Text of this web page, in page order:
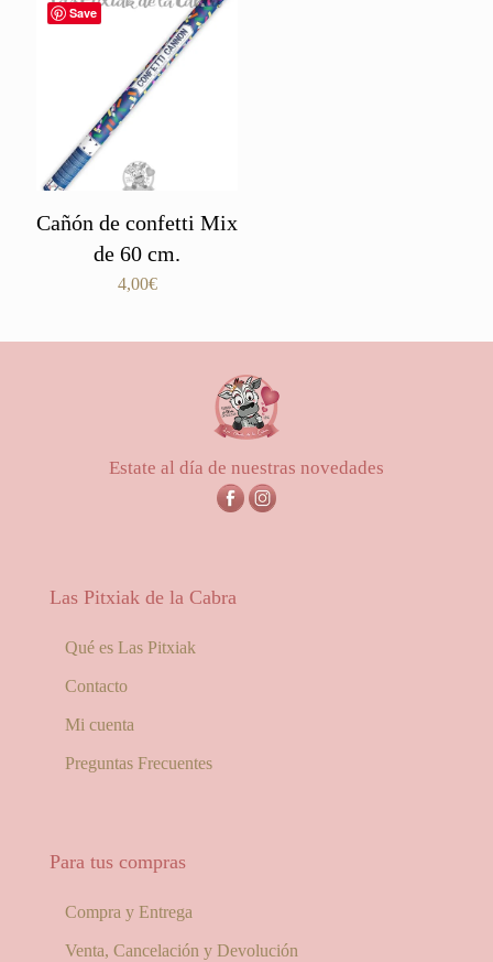
Save
Cañón de confetti Mix
de 60 cm.
4,00€
Estate al día de nuestras novedades
Las Pitxiak de la Cabra
Qué es Las Pitxiak
Contacto
Mi cuenta
Preguntas Frecuentes
Para tus compras
Compra y Entrega
Venta, Cancelación y Devolución